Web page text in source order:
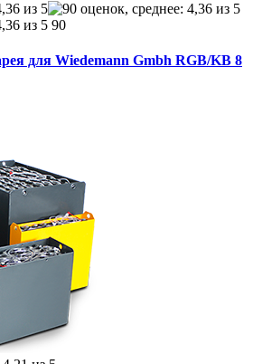
90
для Wiedemann Gmbh RGB/KB 8